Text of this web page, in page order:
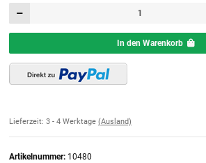
In den Warenkorb
Lieferzeit: 3 - 4 Werktage (Ausland)
Artikelnummer: 10480